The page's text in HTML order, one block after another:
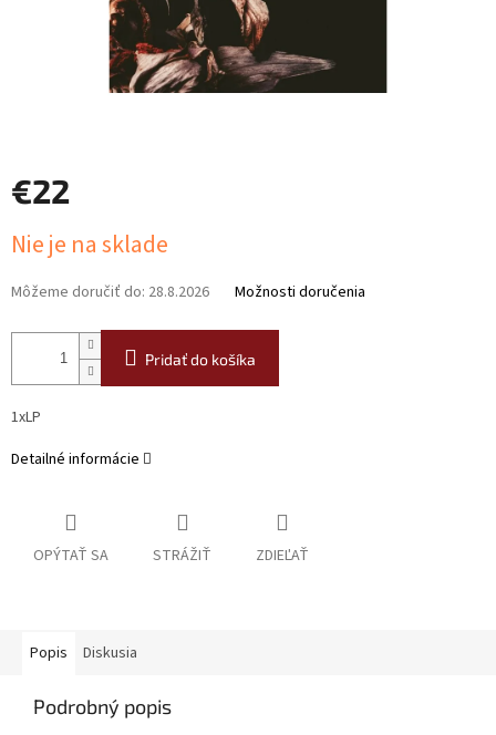
€22
cena:
Nie je na sklade
Môžeme doručiť do: 28.8.2026 Možnosti doručenia
Pridať do košíka
1xLP
Detailné informácie
OPÝTAŤ SA STRÁŽIŤ ZDIEĽAŤ
Popis Diskusia
Podrobný popis